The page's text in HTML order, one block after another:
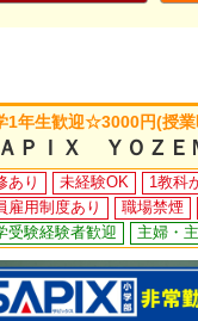
1年生歓迎☆3000円(授
ＰＩＸ ＹＯＺ
あり 未経験OK 1教科
雇用制度あり
職場禁煙
受験経験者歓迎
主婦・